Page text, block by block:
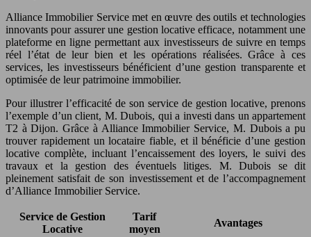
Alliance Immobilier Service met en œuvre des outils et technologies
innovants pour assurer une gestion locative efficace, notamment une
plateforme en ligne permettant aux investisseurs de suivre en temps
réel l’état de leur bien et les opérations réalisées. Grâce à ces
services, les investisseurs bénéficient d’une gestion transparente et
optimisée de leur patrimoine immobilier.
Pour illustrer l’efficacité de son service de gestion locative, prenons
l’exemple d’un client, M. Dubois, qui a investi dans un appartement
T2 à Dijon. Grâce à Alliance Immobilier Service, M. Dubois a pu
trouver rapidement un locataire fiable, et il bénéficie d’une gestion
locative complète, incluant l’encaissement des loyers, le suivi des
travaux et la gestion des éventuels litiges. M. Dubois se dit
pleinement satisfait de son investissement et de l’accompagnement
d’Alliance Immobilier Service.
Service de Gestion
Locative
Tarif
moyen
Avantages